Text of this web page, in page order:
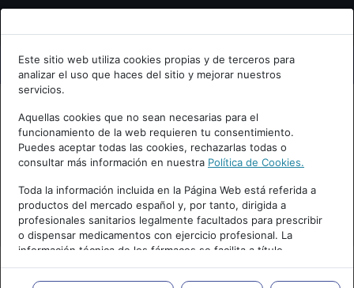
Bienvenid@ a psiquiatria.com
Escribe tu Email
Accede o regístrate con tu email.
Cancelar
Este sitio web utiliza cookies propias y de terceros para
analizar el uso que haces del sitio y mejorar nuestros
servicios.
Aquellas cookies que no sean necesarias para el
funcionamiento de la web requieren tu consentimiento.
Puedes aceptar todas las cookies, rechazarlas todas o
consultar más información en nuestra Política de Cookies.
Toda la información incluida en la Página Web está referida a
productos del mercado español y, por tanto, dirigida a
profesionales sanitarios legalmente facultados para prescribir
o dispensar medicamentos con ejercicio profesional. La
información técnica de los fármacos se facilita a título
meramente informativo, siendo responsabilidad de los
profesionales facultados prescribir medicamentos y decidir, en